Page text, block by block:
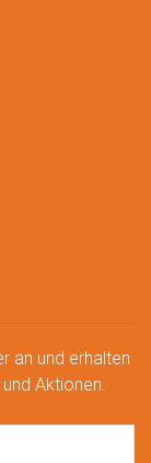
an und erhalten
Aktionen.